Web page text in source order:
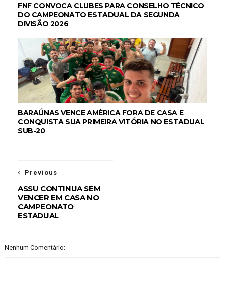
FNF CONVOCA CLUBES PARA CONSELHO TÉCNICO
DO CAMPEONATO ESTADUAL DA SEGUNDA
DIVISÃO 2026
BARAÚNAS VENCE AMÉRICA FORA DE CASA E
CONQUISTA SUA PRIMEIRA VITÓRIA NO ESTADUAL
SUB-20
Previous
ASSU CONTINUA SEM
VENCER EM CASA NO
CAMPEONATO
ESTADUAL
Nenhum Comentário: